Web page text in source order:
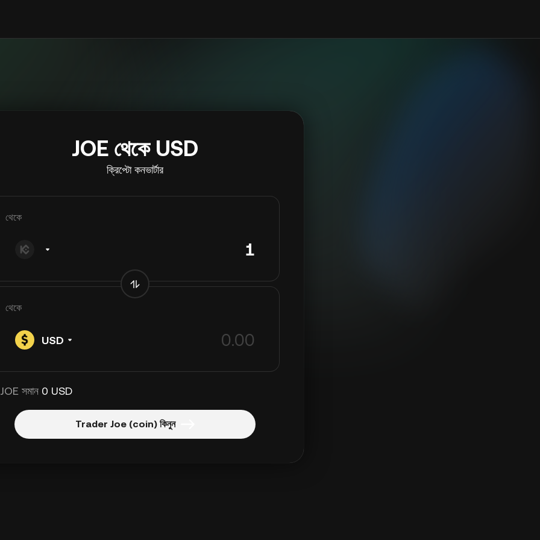
JOE থেকে USD
ক্রিপ্টো কনভার্টার
থেকে
থেকে
USD
সমান 0 USD
Trader Joe (coin) কিনুন